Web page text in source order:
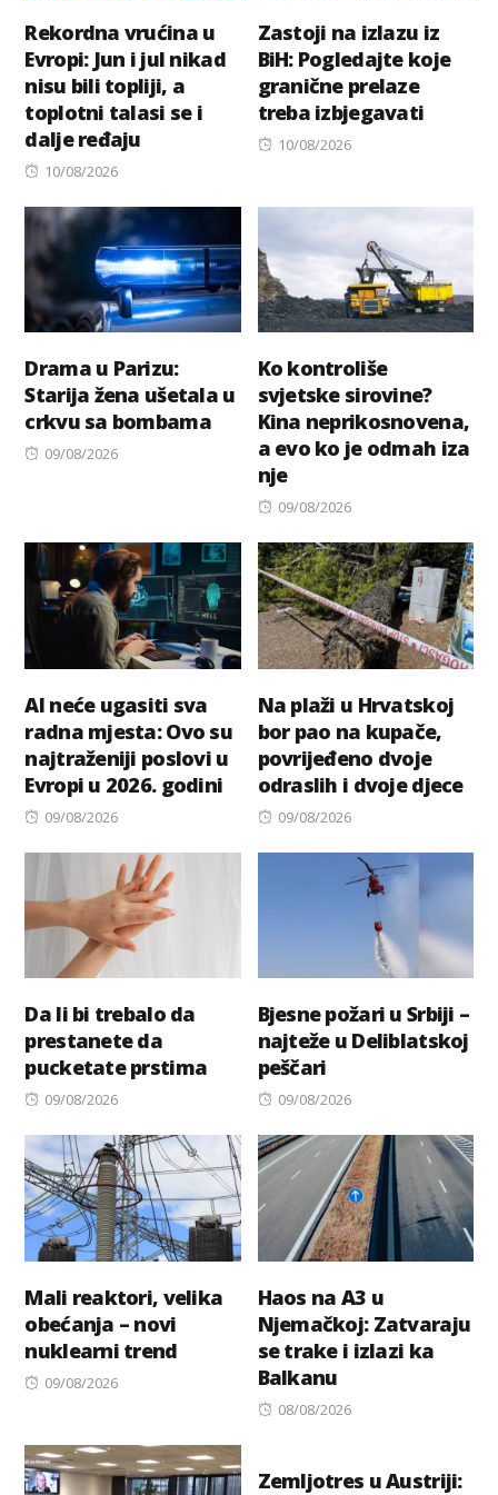
Rekordna vrućina u
Evropi: Jun i jul nikad
nisu bili topliji, a
toplotni talasi se i
dalje ređaju
Posted
10/08/2026
Zastoji na izlazu iz
BiH: Pogledajte koje
granične prelaze
treba izbjegavati
Posted
10/08/2026
Drama u Parizu:
Starija žena ušetala u
crkvu sa bombama
Posted
09/08/2026
Ko kontroliše
svjetske sirovine?
Kina neprikosnovena,
a evo ko je odmah iza
nje
Posted
09/08/2026
AI neće ugasiti sva
radna mjesta: Ovo su
najtraženiji poslovi u
Evropi u 2026. godini
Posted
09/08/2026
Na plaži u Hrvatskoj
bor pao na kupače,
povrijeđeno dvoje
odraslih i dvoje djece
Posted
09/08/2026
Da li bi trebalo da
prestanete da
pucketate prstima
Posted
09/08/2026
Bjesne požari u Srbiji –
najteže u Deliblatskoj
peščari
Posted
09/08/2026
Mali reaktori, velika
obećanja – novi
nuklearni trend
Posted
09/08/2026
Haos na A3 u
Njemačkoj: Zatvaraju
se trake i izlazi ka
Balkanu
Posted
08/08/2026
Zemljotres u Austriji: